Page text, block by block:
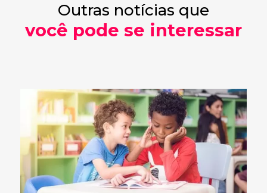
Outras notícias que
você pode se interessar